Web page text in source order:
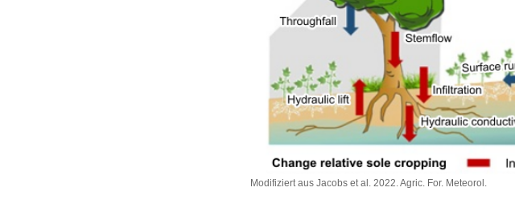
Modifiziert aus Jacobs et al. 2022. Agric. For. Meteorol.